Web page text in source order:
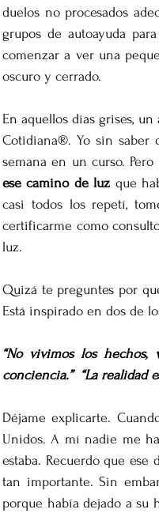
duelos no procesados
grupos de autoayuda
comenzar a ver una
oscuro y cerrado.
En aquellos días grises,
Cotidiana®. Yo sin saber
semana en un curso.
ese camino de luz que
casi todos los repetí,
certificarme como
luz.
Quizá te preguntes por
Está inspirado en dos de
“No vivimos los
conciencia.”
“La realidad
Déjame explicarte.
Unidos. A mí nadie me
estaba. Recuerdo que
tan importante. Sin
porque había dejado a su